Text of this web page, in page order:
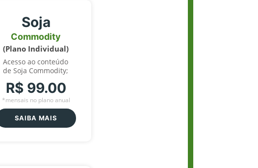
Soja
Commodity
(Plano Individual)
Acesso ao conteúdo
de Soja Commodity;
R$ 99.00
*mensais no plano anual
SAIBA MAIS